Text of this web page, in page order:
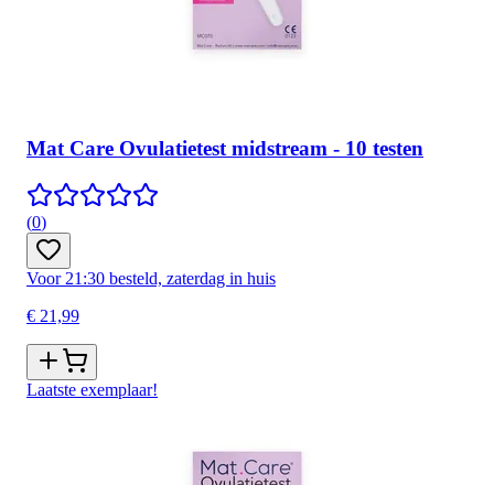
Mat Care Ovulatietest midstream - 10 testen
(0)
Voor 21:30 besteld, zaterdag in huis
€ 21,99
Laatste exemplaar!